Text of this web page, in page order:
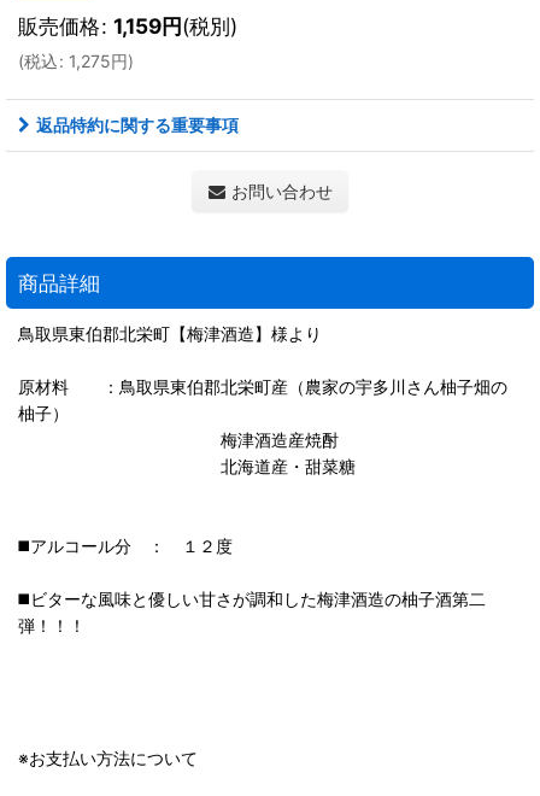
販売価格: 1,159円(税別)
(税込: 1,275円)
返品特約に関する重要事項
お問い合わせ
商品詳細
鳥取県東伯郡北栄町【梅津酒造】様より
原材料 ：鳥取県東伯郡北栄町産（農家の宇多川さん柚子畑の
柚子）
梅津酒造産焼酎
北海道産・甜菜糖
◼️アルコール分 ： １２度
◼️ビターな風味と優しい甘さが調和した梅津酒造の柚子酒第二
弾！！！
※お支払い方法について